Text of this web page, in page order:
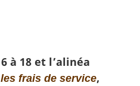
à 18 et l’alinéa
frais de service,